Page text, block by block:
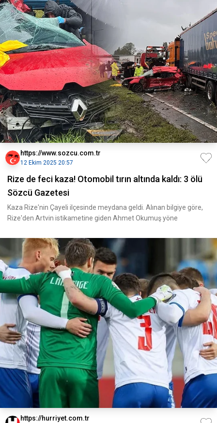
https://www.sozcu.com.tr
12 Ekim 2025 20:57
Rize de feci kaza! Otomobil tırın altında kaldı: 3 ölü
Sözcü Gazetesi
Kaza Rize'nin Çayeli ilçesinde meydana geldi. Alınan bilgiye göre,
Rize'den Artvin istikametine giden Ahmet Okumuş yöne
https://hurriyet.com.tr